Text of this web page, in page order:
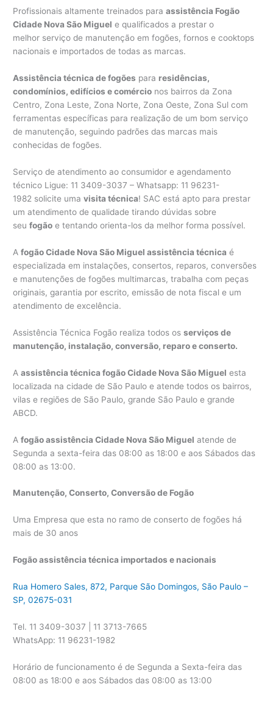
Profissionais altamente treinados paraassistência Fogão
Cidade Nova São Miguel e qualificados a prestar o
melhor serviço de manutenção em fogões, fornos e cooktops
nacionais e importados de todas as marcas.
Assistência técnica de fogões para residências,
condomínios, edifícios e comércio nos bairros da Zona
Centro, Zona Leste, Zona Norte, Zona Oeste, Zona Sul com
ferramentas específicas para realização de um bom serviço
de manutenção, seguindo padrões das marcas mais
conhecidas de fogões.
Serviço de atendimento ao consumidor e agendamento
técnico Ligue: 11 3409-3037 – Whatsapp: 11 96231-
1982 solicite umavisita técnica! SAC está apto para prestar
um atendimento de qualidade tirando dúvidas sobre
seufogão e tentando orienta-los da melhor forma possível.
Afogão Cidade Nova São Miguel assistência técnica é
especializada em instalações, consertos, reparos, conversões
e manutenções de fogões multimarcas, trabalha com peças
originais, garantia por escrito, emissão de nota fiscal e um
atendimento de excelência.
Assistência Técnica Fogão realiza todos osserviços de
manutenção, instalação, conversão, reparo e conserto.
Aassistência técnica fogão Cidade Nova São Miguel esta
localizada na cidade de São Paulo e atende todos os bairros,
vilas e regiões de São Paulo, grande São Paulo e grande
ABCD.
Afogão assistência Cidade Nova São Miguel atende de
Segunda a sexta-feira das 08:00 as 18:00 e aos Sábados das
08:00 as 13:00.
Manutenção, Conserto, Conversão de Fogão
Uma Empresa que esta no ramo de conserto de fogões há
mais de 30 anos
Fogão assistência técnica importados e nacionais
Rua Homero Sales, 872, Parque São Domingos, São Paulo –
SP, 02675-031
Tel. 11 3409-3037 | 11 3713-7665
WhatsApp: 11 96231-1982
Horário de funcionamento é de Segunda a Sexta-feira das
08:00 as 18:00 e aos Sábados das 08:00 as 13:00